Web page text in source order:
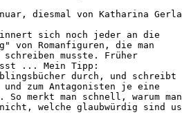
diesmal von Katharina
sich noch jeder an die
von Romanfiguren, die man
schreiben musste. Früher
... Mein Tipp:
durch, und schreibt
und zum Antagonisten je eine
So merkt man schnell, warum
welche glaubwürdig sind